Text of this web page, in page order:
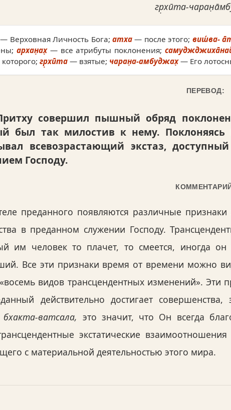
гр̣хӣта-
— Верховная Личность Бога; атха— после этого; виш́ва-
архан̣ах̣— все атрибуты поклонения;
гр̣хӣта — взятые; чаран̣а-амбуджах̣— Его
ПЕРЕВОД:
совершил пышный обряд
был так милостив к нему.
всевозрастающий экстаз,
Господу.
преданного появляются различные признаки
в преданном служении Господу.
им человек то плачет, то смеется, иногда
Все эти признаки время от времени можно
видов трансцендентных изменений». Эти
действительно достигает
бхакта-ватсала, это значит, что Он всегда
экстатические
с материальной деятельностью этого мира.